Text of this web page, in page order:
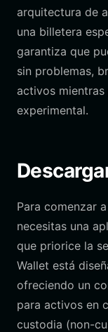
arquitectura de
una billetera
garantiza que
sin problemas,
activos
experimental.
Para comenzar
necesitas una
que priorice la
Wallet está
ofreciendo un
para activos en
custodia (non-